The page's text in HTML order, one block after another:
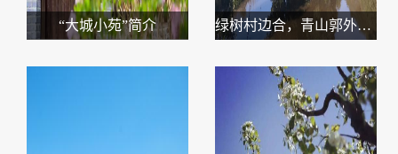
“大城小苑”简介 绿树村边合，青山郭外斜—杨各庄